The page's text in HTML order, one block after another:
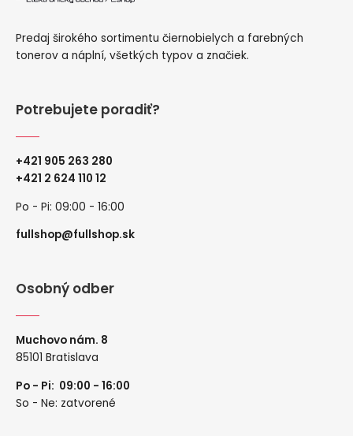
Predaj širokého sortimentu čiernobielych a farebných
tonerov a náplní, všetkých typov a značiek.
Potrebujete poradiť?
+421 905 263 280
+421 2 624 110 12
Po - Pi: 09:00 - 16:00
fullshop@fullshop.sk
Osobný odber
Muchovo nám. 8
85101 Bratislava
Po - Pi: 09:00 - 16:00
So - Ne: zatvorené